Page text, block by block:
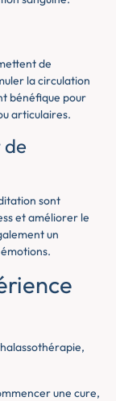
de
la circulation
bénéfique pour
articulaires.
de
sont
et améliorer le
un
une cure,